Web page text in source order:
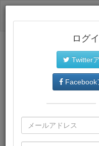
ログ
Twitter
Facebook